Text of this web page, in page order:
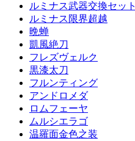
ルミナス武器交換セット
ルミナス限界超越
晩蝉
凱風絶刀
フレズヴェルク
黒漆太刀
フルンティング
アンドロメダ
ロムフェーヤ
ムルシエラゴ
温羅面金色之装